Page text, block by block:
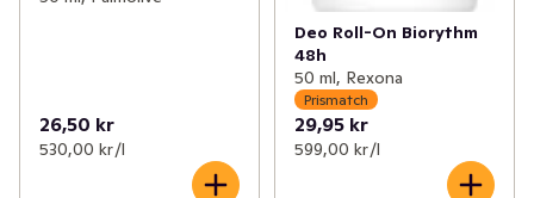
26,50 kr
530,00 kr /l
Deo Roll-On Biorythm
48h
50 ml, Rexona
Prismatch
29,95 kr
599,00 kr /l